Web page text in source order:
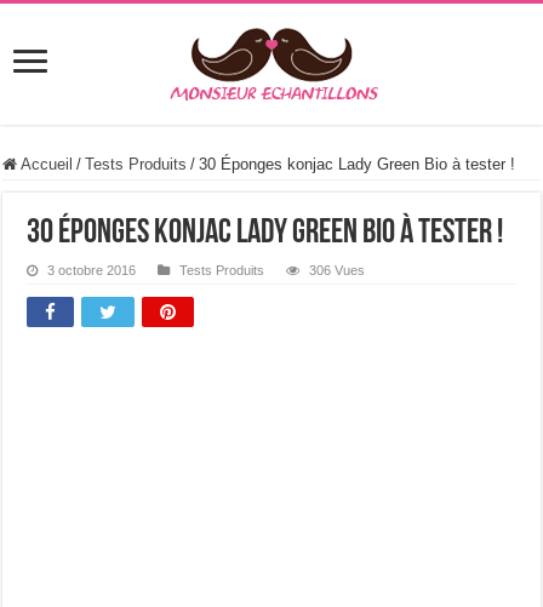
Accueil / Tests Produits / 30 Éponges konjac Lady Green Bio à tester !
30 Éponges konjac Lady Green Bio à tester !
3 octobre 2016 Tests Produits 306 Vues